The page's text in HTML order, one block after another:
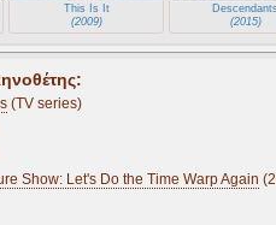
This Is It
(2009)
Descendants
(2015)
(TV series)
Show: Let's Do the Time Warp Again